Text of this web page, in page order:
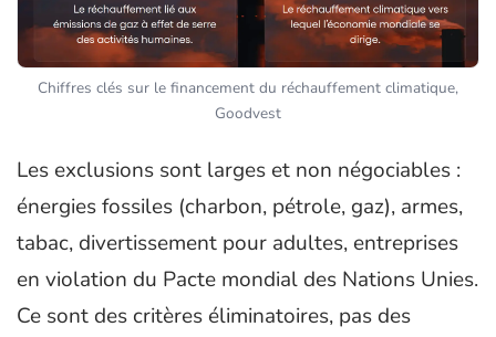
Chiffres clés sur le financement du réchauffement climatique,
Goodvest
Les exclusions sont larges et non négociables :
énergies fossiles (charbon, pétrole, gaz), armes,
tabac, divertissement pour adultes, entreprises
en violation du Pacte mondial des Nations Unies.
Ce sont des critères éliminatoires, pas des